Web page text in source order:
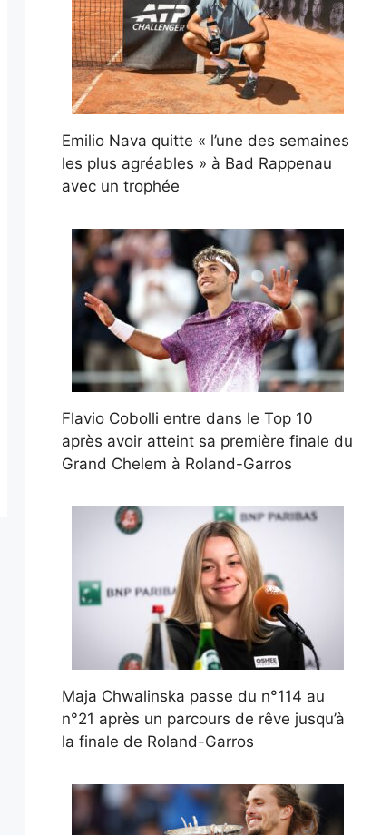
Emilio Nava quitte « l’une des semaines
les plus agréables » à Bad Rappenau
avec un trophée
Flavio Cobolli entre dans le Top 10
après avoir atteint sa première finale du
Grand Chelem à Roland-Garros
Maja Chwalinska passe du n°114 au
n°21 après un parcours de rêve jusqu’à
la finale de Roland-Garros